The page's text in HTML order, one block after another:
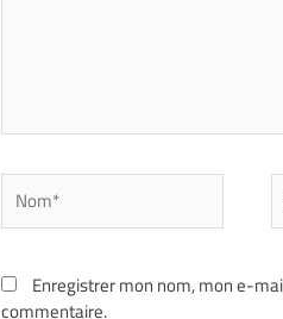
Enregistrer mon nom, mon e-
commentaire.